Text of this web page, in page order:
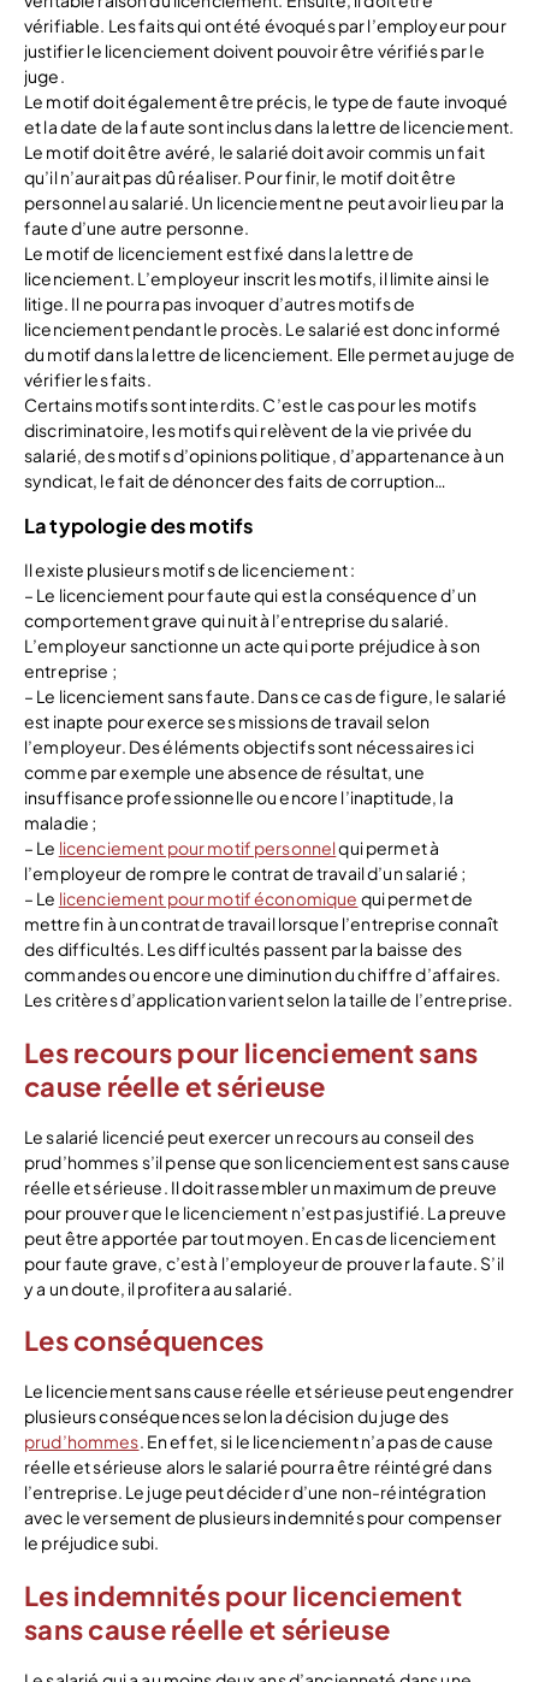
vérifiable. Les faits qui ont été évoqués par l’employeur pour
justifier le licenciement doivent pouvoir être vérifiés par le
juge.
Le motif doit également être précis, le type de faute invoqué
et la date de la faute sont inclus dans la lettre de licenciement.
Le motif doit être avéré, le salarié doit avoir commis un fait
qu’il n’aurait pas dû réaliser. Pour finir, le motif doit être
personnel au salarié. Un licenciement ne peut avoir lieu par la
faute d’une autre personne.
Le motif de licenciement est fixé dans la lettre de
licenciement. L’employeur inscrit les motifs, il limite ainsi le
litige. Il ne pourra pas invoquer d’autres motifs de
licenciement pendant le procès. Le salarié est donc informé
du motif dans la lettre de licenciement. Elle permet au juge de
vérifier les faits.
Certains motifs sont interdits. C’est le cas pour les motifs
discriminatoire, les motifs qui relèvent de la vie privée du
salarié, des motifs d’opinions politique, d’appartenance à un
syndicat, le fait de dénoncer des faits de corruption…
La typologie des motifs
Il existe plusieurs motifs de licenciement :
– Le licenciement pour faute qui est la conséquence d’un
comportement grave qui nuit à l’entreprise du salarié.
L’employeur sanctionne un acte qui porte préjudice à son
entreprise ;
– Le licenciement sans faute. Dans ce cas de figure, le salarié
est inapte pour exerce ses missions de travail selon
l’employeur. Des éléments objectifs sont nécessaires ici
comme par exemple une absence de résultat, une
insuffisance professionnelle ou encore l’inaptitude, la
maladie ;
– Le licenciement pour motif personnelqui permet à
l’employeur de rompre le contrat de travail d’un salarié ;
– Le licenciement pour motif économique qui permet de
mettre fin à un contrat de travail lorsque l’entreprise connaît
des difficultés. Les difficultés passent par la baisse des
commandes ou encore une diminution du chiffre d’affaires.
Les critères d’application varient selon la taille de l’entreprise.
Les recours pour licenciement sans
cause réelle et sérieuse
Le salarié licencié peut exercer un recours au conseil des
prud’hommes s’il pense que son licenciement est sans cause
réelle et sérieuse. Il doit rassembler un maximum de preuve
pour prouver que le licenciement n’est pas justifié. La preuve
peut être apportée par tout moyen. En cas de licenciement
pour faute grave, c’est à l’employeur de prouver la faute. S’il
y a un doute, il profitera au salarié.
Les conséquences
Le licenciement sans cause réelle et sérieuse peut engendrer
plusieurs conséquences selon la décision du juge des
prud’hommes. En effet, si le licenciement n’a pas de cause
réelle et sérieuse alors le salarié pourra être réintégré dans
l’entreprise. Le juge peut décider d’une non-réintégration
avec le versement de plusieurs indemnités pour compenser
le préjudice subi.
Les indemnités pour licenciement
sans cause réelle et sérieuse